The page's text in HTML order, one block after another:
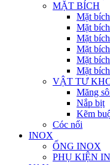
MẶT BÍCH
Mặt
Mặt
Mặt
Mặt
Mặt
Mặt
VẬT TƯ
Măng
Nắp bịt
Kẽm
Cóc nối
INOX
ỐNG INOX
PHỤ KIỆN